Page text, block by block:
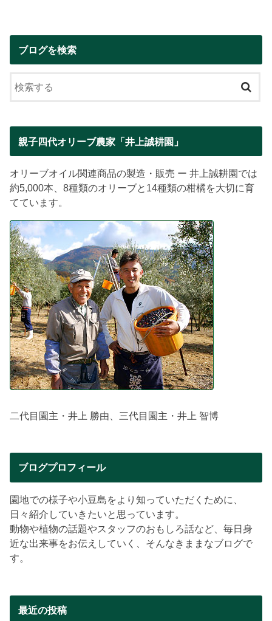
ブログを検索
親子四代オリーブ農家「井上誠耕園」
オリーブオイル関連商品の製造・販売 ー 井上誠耕園では
約5,000本、8種類のオリーブと14種類の柑橘を大切に育
てています。
二代目園主・井上 勝由、三代目園主・井上 智博
ブログプロフィール
園地での様子や小豆島をより知っていただくために、
日々紹介していきたいと思っています。
動物や植物の話題やスタッフのおもしろ話など、毎日身
近な出来事をお伝えしていく、そんなきままなブログで
す。
最近の投稿